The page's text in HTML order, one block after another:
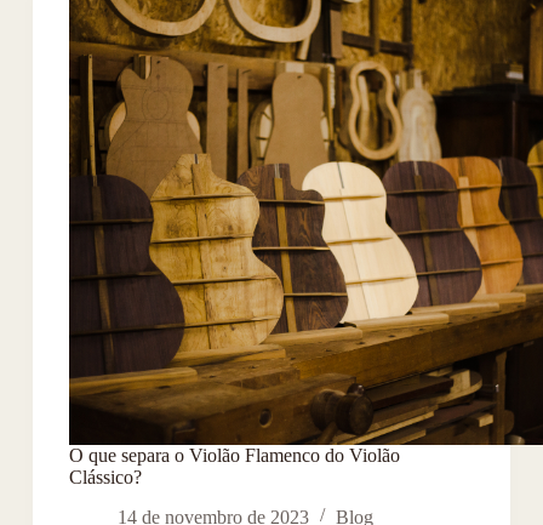
O que separa o Violão Flamenco do Violão
Clássico?
14 de novembro de 2023
Blog